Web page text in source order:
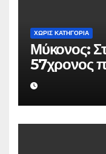
ΧΩΡΊΣ ΚΑΤΗΓΟΡΊΑ
Μύκονος:
57χρονος
να μην
βάρος του